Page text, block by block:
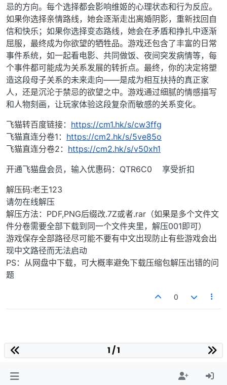
忌的方向。每个选择都会影响维姬的心理状态和行为反应。
如果你选择亲情路线，她会逐渐走出离婚阴影，重新找回自
信和快乐；如果你选择变态路线，她会在矛盾和挣扎中逐渐
屈服，最终成为你欲望的牺牲品。游戏还包含了丰富的日常
事件系统，如一起看电影、共同做饭、夜间突发病情等，每
个事件都可能成为关系发展的转折点。最终，你的决定将塑
造这段母子关系的未来走向——是成为相互扶持的真正家
人，还是沉沦于禁忌的欲望之中。游戏通过细腻的情感描写
和人物刻画，让玩家体验这段复杂而敏感的关系变化。
飞猫转百度链接： https://cm1.hk/s/cw3ffg
飞猫直连分卷1： https://cm2.hk/s/5ve85o
飞猫直连分卷2： https://cm2.hk/s/v50xh1
开通飞猫盘会员，输入优惠码：QTR6C0 享受折扣
解压码:老王123
请勿在线解压
解压方法：PDF,PNG后缀改.7Z或者.rar（如果是多个文件文
件分卷需要全部下载到同一个文件夹里，解压001即可）
游戏保存全部路径尽可能不要有中文出现防止有些游戏会出
现中文路径而无法启动
PS：从网盘中下载，可大概率避免下载压缩包解压出错的问
题
0
1 / 1